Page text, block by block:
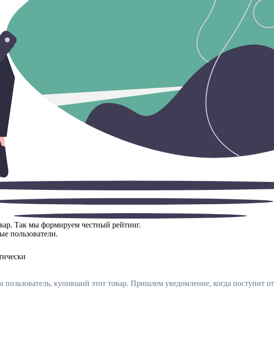
Так мы формируем честный рейтинг.
пользователи.
пользователь, купивший этот товар. Пришлем уведомление, когда поступит